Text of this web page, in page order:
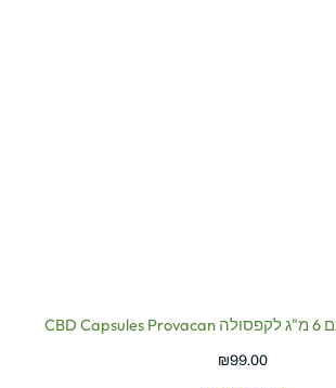
₪99.00